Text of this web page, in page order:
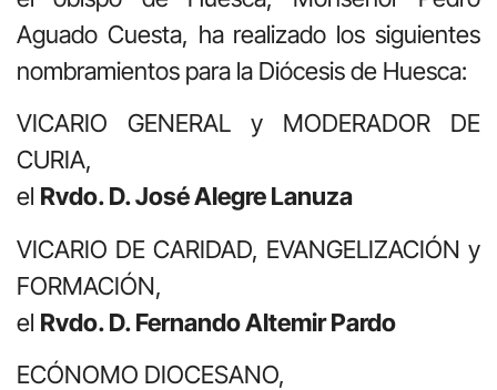
Aguado Cuesta, ha realizado los siguientes
nombramientos para la Diócesis de Huesca:
VICARIO GENERAL y MODERADOR DE
CURIA,
el Rvdo. D. José Alegre Lanuza
VICARIO DE CARIDAD, EVANGELIZACIÓN y
FORMACIÓN,
el Rvdo. D. Fernando Altemir Pardo
ECÓNOMO DIOCESANO,